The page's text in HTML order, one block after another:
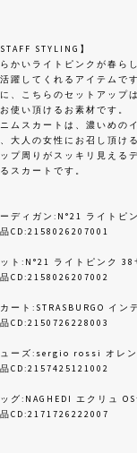
STAFF STYLING】
かいライトピンクが春ら
躍してくれるアイテムです
、こちらのセットアップ
使い頂けるお素材です。
ムスカートは、濃いめの
大人の女性にお召し頂け
プ周りがスッキリ見える
スカートです。
ディガン:N°21 ライトピ
CD:2158026207001
ト:N°21 ライトピンク 38
CD:2158026207002
ート:STRASBURGO イン
CD:2150726228003
ーズ:sergio rossi オレン
CD:2157425121002
グ:NAGHEDI エクリュ
CD:2171726222007